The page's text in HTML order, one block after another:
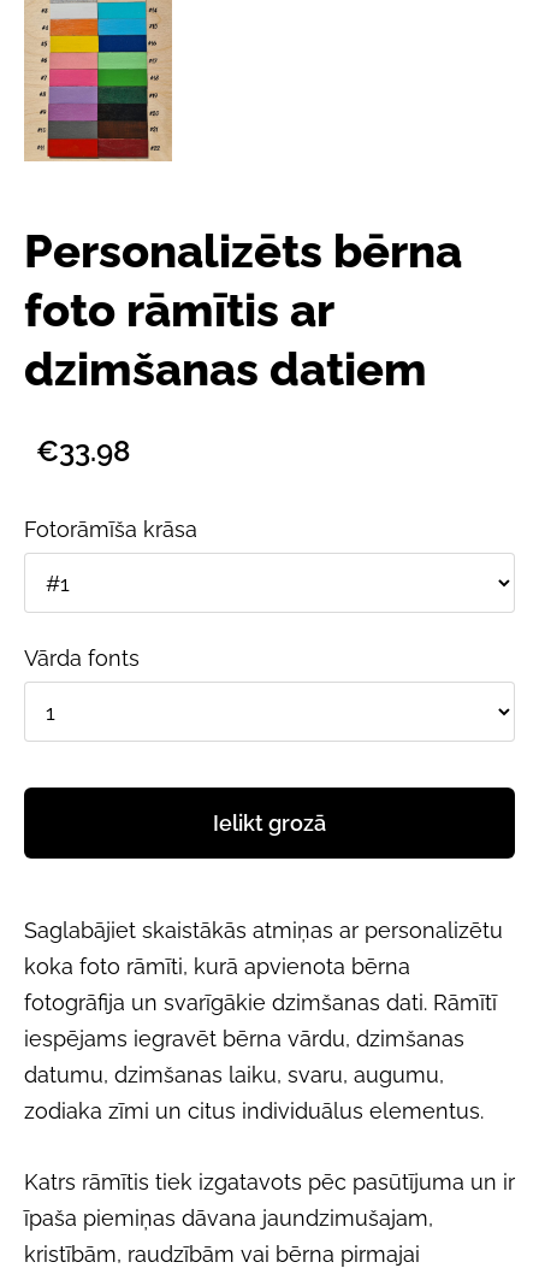
Personalizēts bērna
foto rāmītis ar
dzimšanas datiem
€33.98
Fotorāmīša krāsa
Vārda fonts
Ielikt grozā
Saglabājiet skaistākās atmiņas ar personalizētu
koka foto rāmīti, kurā apvienota bērna
fotogrāfija un svarīgākie dzimšanas dati. Rāmītī
iespējams iegravēt bērna vārdu, dzimšanas
datumu, dzimšanas laiku, svaru, augumu,
zodiaka zīmi un citus individuālus elementus.
Katrs rāmītis tiek izgatavots pēc pasūtījuma un ir
īpaša piemiņas dāvana jaundzimušajam,
kristībām, raudzībām vai bērna pirmajai